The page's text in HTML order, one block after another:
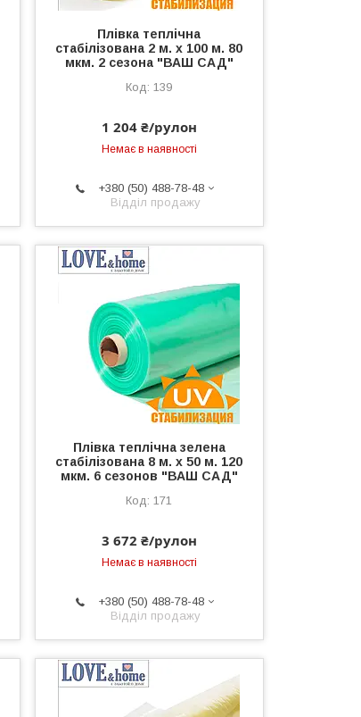
Плівка теплічна
стабілізована 2 м. х 100 м. 80
мкм. 2 сезона "ВАШ САД"
139
1 204 ₴/рулон
Немає в наявності
+380 (50) 488-78-48
Відділ продажу
Плівка теплічна зелена
стабілізована 8 м. х 50 м. 120
мкм. 6 сезонов "ВАШ САД"
171
3 672 ₴/рулон
Немає в наявності
+380 (50) 488-78-48
Відділ продажу